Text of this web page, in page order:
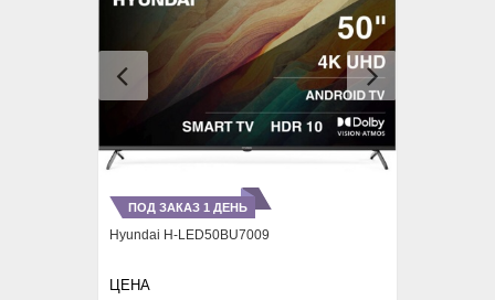
Previous Next
ПОД ЗАКАЗ 1 ДЕНЬ
Hyundai H-LED50BU7009
ЦЕНА